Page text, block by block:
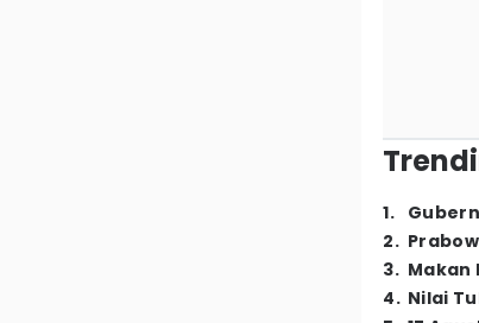
1.
2.
3. Makan
4. Nilai